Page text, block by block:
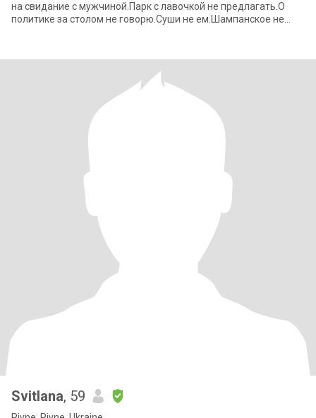
на свидание с мужчиной.Парк с лавочкой не предлагать.О
политике за столом не говорю.Суши не ем.Шампанское не
Svitlana, 59